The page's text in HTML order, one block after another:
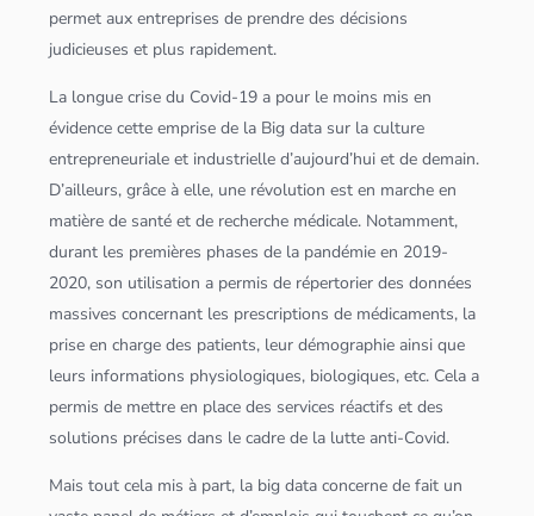
permet aux entreprises de prendre des décisions
judicieuses et plus rapidement.
La longue crise du Covid-19 a pour le moins mis en
évidence cette emprise de la Big data sur la culture
entrepreneuriale et industrielle d’aujourd’hui et de demain.
D’ailleurs, grâce à elle, une révolution est en marche en
matière de santé et de recherche médicale. Notamment,
durant les premières phases de la pandémie en 2019-
2020, son utilisation a permis de répertorier desdonnées
massives concernant les prescriptions de médicaments, la
prise en charge des patients, leur démographie ainsi que
leurs informations physiologiques, biologiques, etc. Cela a
permis de mettre en place des services réactifs et des
solutions précises dans le cadre de la lutte anti-Covid.
Mais tout cela mis à part, la big data concerne de fait un